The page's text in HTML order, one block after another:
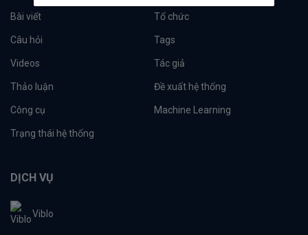
Bài viết Tổ chức
Câu hỏi Tags
Videos Tác giả
Thảo luận Đề xuất hệ thống
Công cụ Machine Learning
Trạng thái hệ thống
DỊCH VỤ
Viblo